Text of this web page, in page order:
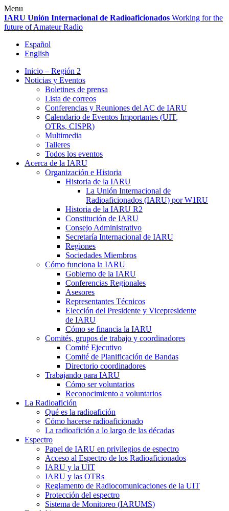
Skip
to
content
Menu
IARU Unión Internacional de Radioaficionados Working for the
future of Amateur Radio
Español
English
Inicio – Región 2
Noticias y Eventos
Boletines de prensa
Lista de correos
Conferencias y Reuniones del AC de IARU
Calendario de Eventos Importantes (UIT,
OTRs, CISPR)
Multimedia
Talleres
Todos los eventos
Acerca de la IARU
Organización e Historia
Historia de la IARU
La Unión Internacional de
Radioaficionados (IARU) porW1RU
Historia de la IARU R2
Constitución de IARU
Consejo Administrativo
Secretaría Internacional de IARU
Regiones
Sociedades Miembros
Cómo funciona la IARU
Gobierno de la IARU
Conferencias Regionales
Asesores
Representantes Técnicos
Elección del Presidente y Vicepresidente
de IARU
Cómo se financia la IARU
Comités, grupos de trabajo y coordinadores
Comité Ejecutivo
Comité de Planificación de Bandas
Directorio coordinadores
Trabajando para IARU
Cómo ser voluntarios
Reconocimiento a voluntarios
La Radioafición
Qué es la radioafición
Cómo hacerse radioaficionado
La radioafición a lo largo de las décadas
Espectro
Papel de IARU en privilegios de espectro
Acceso al Espectro de los Radioaficionados
IARU y la UIT
IARU y las OTRs
Reglamento de Radiocomunicaciones de la UIT
Protección del espectro
Sistema de Monitoreo (IARUMS)